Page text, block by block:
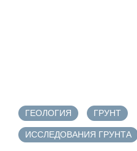
ГЕОЛОГИЯ ГРУНТ
ИССЛЕДОВАНИЯ ГРУНТА